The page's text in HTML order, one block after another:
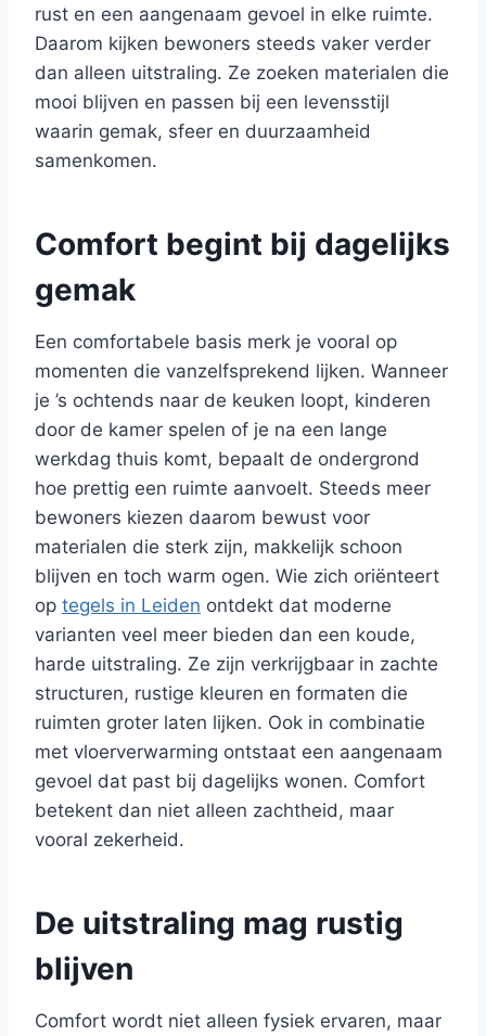
rust en een aangenaam gevoel in elke ruimte.
Daarom kijken bewoners steeds vaker verder
dan alleen uitstraling. Ze zoeken materialen die
mooi blijven en passen bij een levensstijl
waarin gemak, sfeer en duurzaamheid
samenkomen.
Comfort begint bij dagelijks
gemak
Een comfortabele basis merk je vooral op
momenten die vanzelfsprekend lijken. Wanneer
je ’s ochtends naar de keuken loopt, kinderen
door de kamer spelen of je na een lange
werkdag thuis komt, bepaalt de ondergrond
hoe prettig een ruimte aanvoelt. Steeds meer
bewoners kiezen daarom bewust voor
materialen die sterk zijn, makkelijk schoon
blijven en toch warm ogen. Wie zich oriënteert
op tegels in Leiden ontdekt dat moderne
varianten veel meer bieden dan een koude,
harde uitstraling. Ze zijn verkrijgbaar in zachte
structuren, rustige kleuren en formaten die
ruimten groter laten lijken. Ook in combinatie
met vloerverwarming ontstaat een aangenaam
gevoel dat past bij dagelijks wonen. Comfort
betekent dan niet alleen zachtheid, maar
vooral zekerheid.
De uitstraling mag rustig
blijven
Comfort wordt niet alleen fysiek ervaren, maar